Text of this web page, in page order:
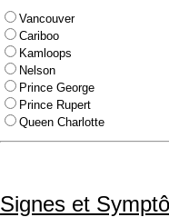
Vancouver
Cariboo
Kamloops
Nelson
Prince George
Prince Rupert
Queen Charlotte
Signes et